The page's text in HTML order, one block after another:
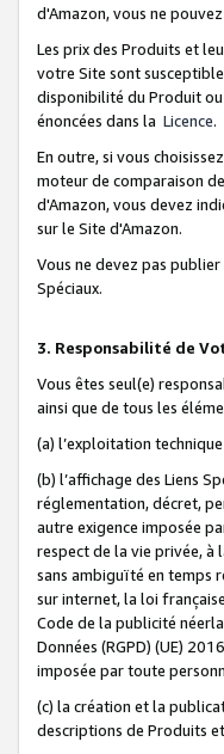
d'Amazon, vous ne
Les prix des Produits et
votre Site sont
disponibilité du Produit ou
énoncées dans la Licence.
En outre, si vous
moteur de comparaison
d'Amazon, vous devez
sur le Site d'Amazon.
Vous ne devez pas
Spéciaux.
3. Responsabilité de
Vous êtes seul(e)
ainsi que de tous les
(a) l’exploitation
(b) l’affichage des Liens
réglementation, décret,
autre exigence imposée
respect de la vie privée, à
sans ambiguïté en temps
sur internet, la loi
Code de la publicité
Données (RGPD) (UE)
imposée par toute
(c) la création et la
descriptions de Produits